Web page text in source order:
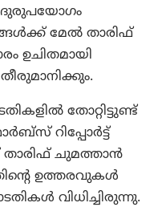
ദുരുപയോഗം
മേൽ താരിഫ്
ഉചിതമായി
തോറ്റിട്ടുണ്ട്
റിപ്പോർട്ട്
താരിഫ് ചുമത്താൻ
ഉത്തരവുകൾ
വിധിച്ചിരുന്നു.